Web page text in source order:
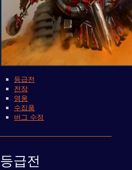
등급전
전장
영웅
수집품
버그 수정
등급전